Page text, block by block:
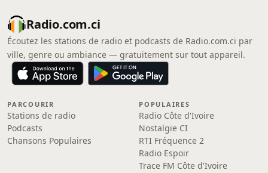
Radio.com.ci
Écoutez les stations de radio et podcasts de Radio.com.ci par
ville, genre ou ambiance — gratuitement sur tout appareil.
PARCOURIR
Stations de radio
Podcasts
Chansons Populaires
POPULAIRES
Radio Côte d'Ivoire
Nostalgie CI
RTI Fréquence 2
Radio Espoir
Trace FM Côte d'Ivoire